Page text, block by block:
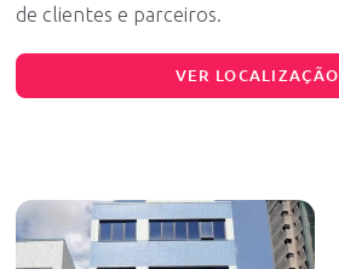
de clientes e parceiros.
VER LOCALIZAÇÃO